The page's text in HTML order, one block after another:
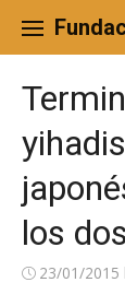
content
los
23/01/2015